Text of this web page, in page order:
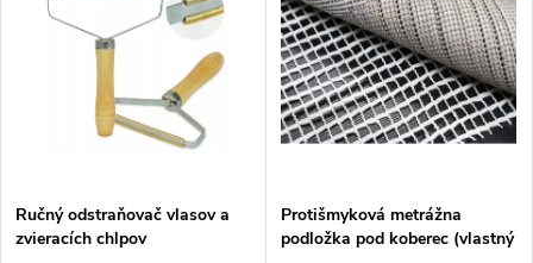
Ručný odstraňovač vlasov a
zvieracích chlpov
Protišmyková metrážna
podložka pod koberec (vlastný